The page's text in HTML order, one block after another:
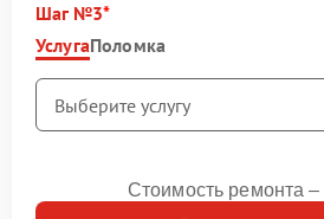
Шаг №3
УслугаПоломка
Стоимость ремонта –